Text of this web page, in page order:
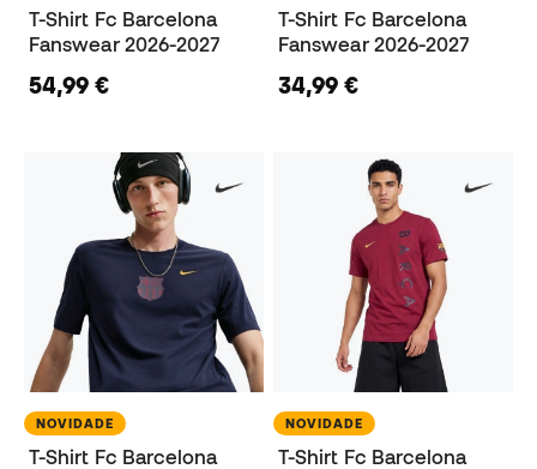
T-Shirt Fc Barcelona
Fanswear 2026-2027
54,99 €
T-Shirt Fc Barcelona
Fanswear 2026-2027
34,99 €
NOVIDADE
T-Shirt Fc Barcelona
NOVIDADE
T-Shirt Fc Barcelona